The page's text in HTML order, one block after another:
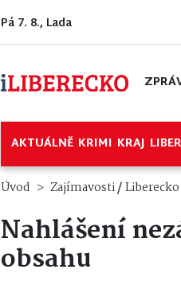
Pá 7. 8., Lada
AKTUÁLNĚ KRIMI KRAJ
Úvod Zajímavosti/Liberecko
Nahlášení
obsahu